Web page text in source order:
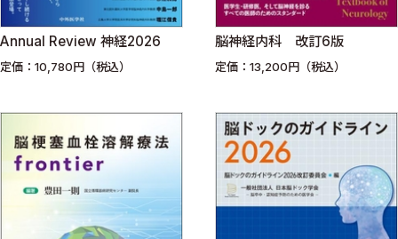
Annual Review 神経2026
定価：10,780円（税込）
脳神経内科 改訂6版
定価：13,200円（税込）